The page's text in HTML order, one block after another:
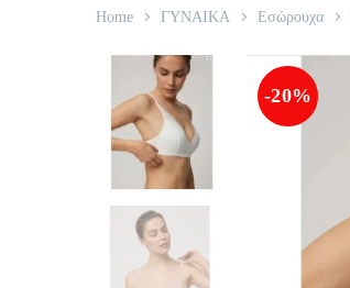
Home ΓΥΝΑΙΚΑ Εσώρουχα
-20%